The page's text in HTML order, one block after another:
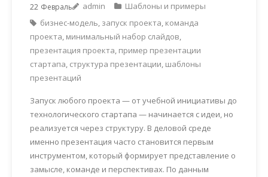
22 Февраль admin
Шаблоны и примеры
бизнес-модель, запуск проекта, команда
проекта, минимальный набор слайдов,
презентация проекта, пример презентации
стартапа, структура презентации, шаблоны
презентаций
Запуск любого проекта — от учебной инициативы до
технологического стартапа — начинается с идеи, но
реализуется через структуру. В деловой среде
именно презентация часто становится первым
инструментом, который формирует представление о
замысле, команде и перспективах. По данным